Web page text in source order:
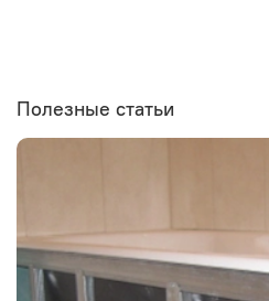
Полезные статьи